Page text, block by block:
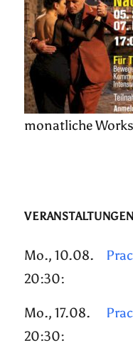
monatliche
VERANSTALTUNGEN
Mo., 10.08.
20:30:
Mo., 17.08.
20:30: